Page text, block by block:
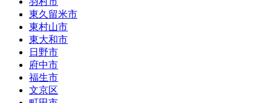
東久留米市
東村山市
東大和市
日野市
府中市
福生市
文京区